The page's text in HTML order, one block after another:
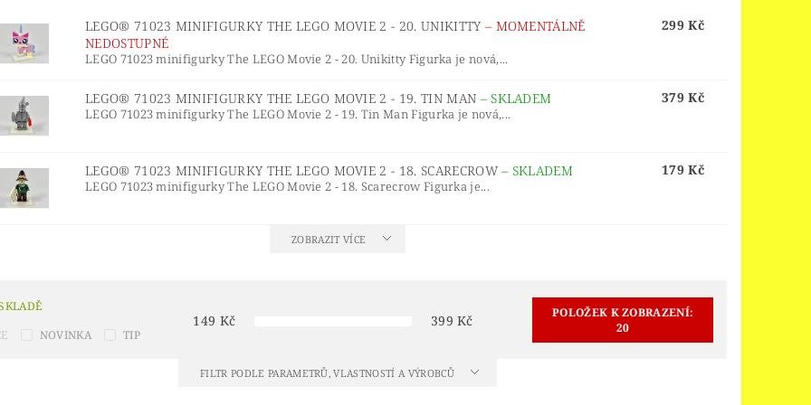
LEDOVÉ KRÁLOVSTVÍ 2
LEGO® MODULAR BUILDINGS
LEGO® NINJAGO A NINJAGO MOVIE LEGO® ONE PIECE
LEGO® PIRATES
POKÉMON™
NA KLÍČE A MAGNETKY LEGO® RACERS
LEGO® SCULPTURES
LEGO® STRANGER THINGS
MOVIE 2
UNIKITTY! LEGO® WEDNESDAY
VÁNOČNÍ SETY
VELIKONOCE
LEGO® 71023 MINIFIGURKY THE LEGO MOVIE 2 - 20. UNIKITTY – MOMENTÁLNĚ
NEDOSTUPNÉ
LEGO 71023 minifigurky The LEGO Movie 2 - 20. Unikitty Figurka je nová,...
299 Kč
LEGO® 71023 MINIFIGURKY THE LEGO MOVIE 2 - 19. TIN MAN – SKLADEM
LEGO 71023 minifigurky The LEGO Movie 2 - 19. Tin Man Figurka je nová,...
379 Kč
LEGO® 71023 MINIFIGURKY THE LEGO MOVIE 2 - 18. SCARECROW– SKLADEM
LEGO 71023 minifigurky The LEGO Movie 2 - 18. Scarecrow Figurka je...
179 Kč
ZOBRAZIT VÍCE
NOVINKA TIP
149 Kč 399 Kč
POLOŽEK K ZOBRAZENÍ:
20
FILTR PODLE PARAMETRŮ, VLASTNOSTÍ A VÝROBCŮ